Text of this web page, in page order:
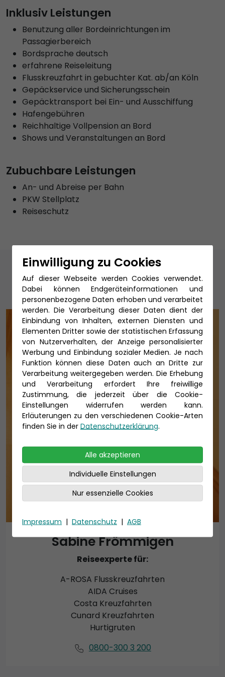
Inklusiv Leistungen
Benutzung aller Bordeinrichtungen im
Passagierbereich
Bordsprache deutsch
erfahrene Reiseleitung
Flusskreuzfahrt in gebuchter Kat. ab/an Köln
Gepäckservice und Sicherungsschein
Gepäcktransport bei Ein- und Ausschiffung
Hafengebühren
Reichhaltige Vollpension an Bord
Shows und Veranstaltungen an Bord
Zubuchbare Leistungen
An- und Abreise per Bahn
PKW Stellplatz
Reiseschutz
Unsere Reiseexperten
Sabine Frömmigen
Reiseexperte für:
A-ROSA Flusskreuzfahrten
AIDA Cruises
Costa Kreuzfahrten
Cunard Kreuzfahrten
Hurtigruten
0800-300 3 200
Einwilligung zu Cookies
Auf dieser Webseite werden Cookies verwendet.
Dabei können Endgeräteinformationen und
personenbezogene Daten erhoben und verarbeitet
werden. Die Verarbeitung dieser Daten dient der
Einbindung von Inhalten, externen Diensten und
Elementen Dritter sowie der statistischen Erfassung
von Nutzerverhalten, der Anzeige personalisierter
Werbung und Einbindung sozialer Medien. Je nach
Funktion können diese Daten auch an Dritte zur
Verarbeitung weitergegeben werden. Die Erhebung
und Verarbeitung erfordert Ihre freiwillige
Zustimmung, die jederzeit über die Cookie-
Einstellungen widerrufen werden kann.
Erläuterungen zu den verschiedenen Cookie-Arten
finden Sie in der Datenschutzerklärung.
Alle akzeptieren
Individuelle Einstellungen
Nur essenzielle Cookies
Impressum | Datenschutz | AGB